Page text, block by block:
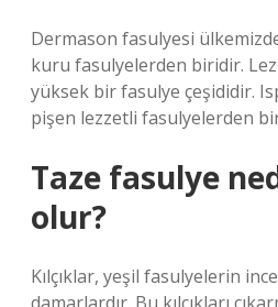
Dermason fasulyesi
kuru fasulyelerden biridir.
yüksek bir fasulye çeşididir.
pişen lezzetli fasulyelerden
Taze fasulye
olur?
Kılçıklar, yeşil fasulyelerin